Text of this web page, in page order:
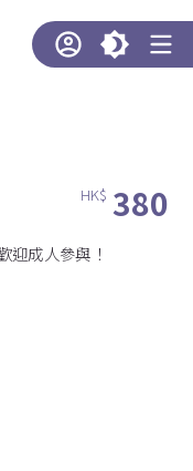
HK$ 380
迎成人參與！